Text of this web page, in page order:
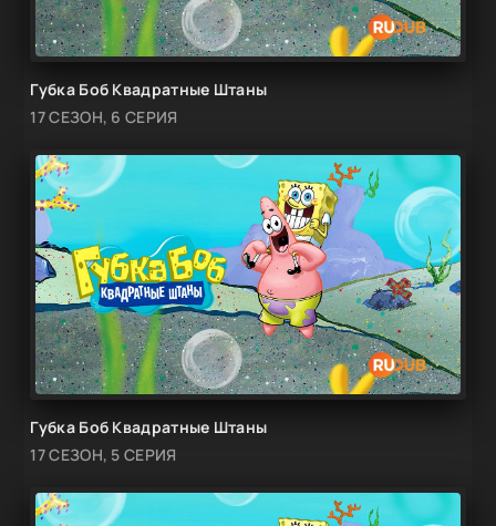
Губка Боб Квадратные Штаны
17 СЕЗОН, 6 СЕРИЯ
Губка Боб Квадратные Штаны
17 СЕЗОН, 5 СЕРИЯ